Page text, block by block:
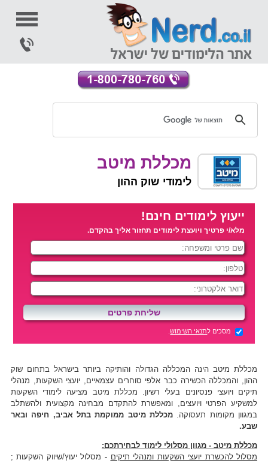
מכללת מיטב
לימודי שוק ההון
ייעוץ לימודים חינם!
מלא/י פרטיך ויועצת לימודים תחזור אליך בהקדם.
מסכים לתנאי השימוש.
מכללת מיטב הינה המכללה הגדולה והותיקה ביותר בישראל בתחום שוק
ההון, והמכללה הכשירה כבר אלפי סוחרים עצמאיים, יועצי השקעות, מנהלי
תיקים ויועצי פנסיונים בעלי רשיון. מכללת מיטב מציעה לימודי השקעות
למשקיע הפרטי ויועצים, ומאפשרת להתקדם מבחינה מקצועית ולהשתלב
במגוון מקומות תעסוקה. מכללת מיטב ממוקמת בתל אביב, חיפה ובאר
שבע.
מכללת מיטב - מגוון מסלולי לימוד לבחירתכם:
מסלול להכשרת יועצי השקעות ומנהלי תיקים - מסלול יעוץ/שיווק השקעות ;